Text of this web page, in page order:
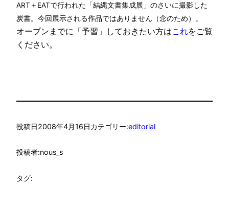
ART＋EATで行われた「結縄文書集成展」のさいに撮影した
炭書。今回展示される作品ではありません（念のため）。
オープンまでに「予習」しておきたい方はこれをご覧
ください。
投稿日2008年4月16日カテゴリー:editorial
投稿者:nous_s
タグ: